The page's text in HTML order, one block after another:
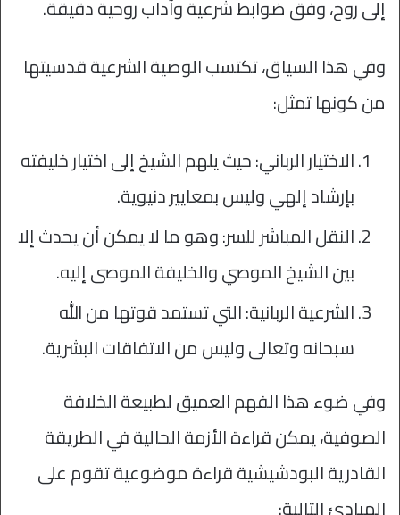
إلى روح، وفق ضوابط شرعية وآداب روحية دقيقة.
وفي هذا السياق، تكتسب الوصية الشرعية قدسيتها
من كونها تمثل:
الاختيار الرباني: حيث يلهم الشيخ إلى اختيار خليفته
بإرشاد إلهي وليس بمعايير دنيوية.
النقل المباشر للسر: وهو ما لا يمكن أن يحدث إلا
بين الشيخ الموصي والخليفة الموصى إليه.
الشرعية الربانية: التي تستمد قوتها من الله
سبحانه وتعالى وليس من الاتفاقات البشرية.
وفي ضوء هذا الفهم العميق لطبيعة الخلافة
الصوفية، يمكن قراءة الأزمة الحالية في الطريقة
القادرية البودشيشية قراءة موضوعية تقوم على
المبادئ التالية: